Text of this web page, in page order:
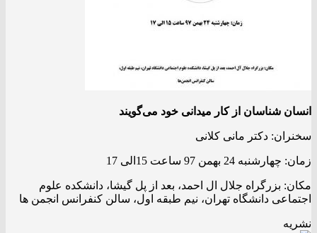
انسان شناسان از کار میدانی خود می‌گویند
سخنران: دکتر مانی کلانی
زمان: چهارشنبه 24 بهمن 97 ساعت 15الی 17
مکان: بزرگراه جلال ال احمد، بعد از پل گیشا، دانشکده علوم
اجتماعی دانشگاه تهران، نیم طبقه اول، سالن کنفرانس انجمن ها
نشریه